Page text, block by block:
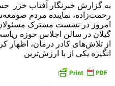
به گزارش خبرنگار آفتاب خزر
رحمت‌زاده، نماینده مردم
امروز در نشست مشترک
گیلان در سالن اجلاس حوزه
از تلاش‌های کادر درمان، اظهار
انگیزه یکی از با ارزش‌ترین